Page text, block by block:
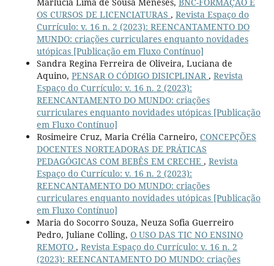
OS CURSOS DE LICENCIATURAS , Revista Espaço do
Currículo: v. 16 n. 2 (2023): REENCANTAMENTO DO
MUNDO: criações curriculares enquanto novidades
utópicas [Publicação em Fluxo Contínuo]
Sandra Regina Ferreira de Oliveira, Luciana de
Aquino, PENSAR O CÓDIGO DISICPLINAR , Revista
Espaço do Currículo: v. 16 n. 2 (2023):
REENCANTAMENTO DO MUNDO: criações
curriculares enquanto novidades utópicas [Publicação
em Fluxo Contínuo]
Rosimeire Cruz, Maria Crélia Carneiro, CONCEPÇÕES
DOCENTES NORTEADORAS DE PRÁTICAS
PEDAGÓGICAS COM BEBÊS EM CRECHE , Revista
Espaço do Currículo: v. 16 n. 2 (2023):
REENCANTAMENTO DO MUNDO: criações
curriculares enquanto novidades utópicas [Publicação
em Fluxo Contínuo]
Maria do Socorro Souza, Neuza Sofia Guerreiro
Pedro, Juliane Colling, O USO DAS TIC NO ENSINO
REMOTO , Revista Espaço do Currículo: v. 16 n. 2
(2023): REENCANTAMENTO DO MUNDO: criações